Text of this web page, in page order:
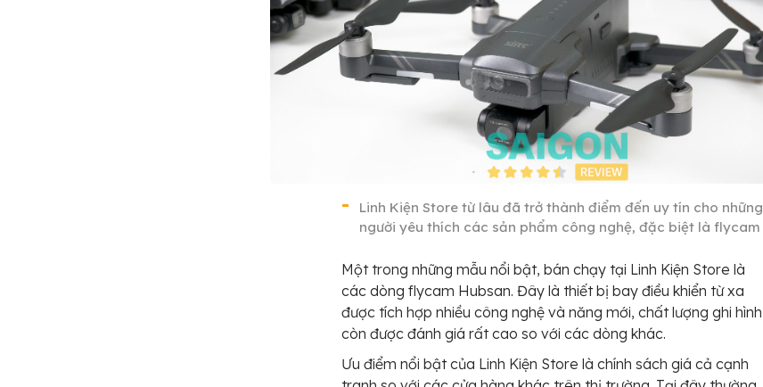
Linh Kiện Store từ lâu đã trở thành điểm đến uy tín cho những
người yêu thích các sản phẩm công nghệ, đặc biệt là flycam
Một trong những mẫu nổi bật, bán chạy tại Linh Kiện Store là
các dòng flycam Hubsan. Đây là thiết bị bay điều khiển từ xa
được tích hợp nhiều công nghệ và năng mới, chất lượng ghi hình
còn được đánh giá rất cao so với các dòng khác.
Ưu điểm nổi bật của Linh Kiện Store là chính sách giá cả cạnh